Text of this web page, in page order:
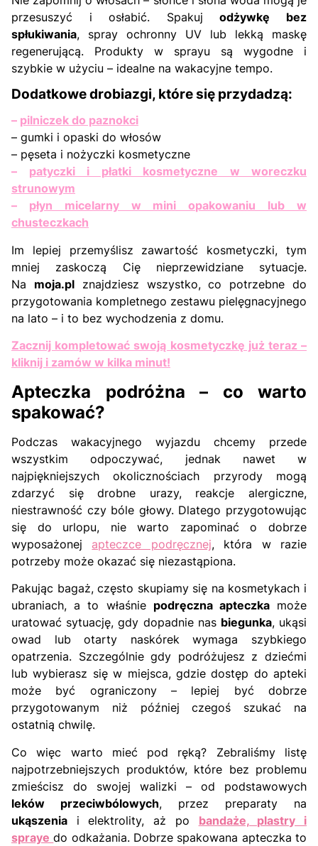
przesuszyć i osłabić. Spakujodżywkę bez
spłukiwania, spray ochronny UV lub lekką maskę
regenerującą. Produkty w sprayu są wygodne i
szybkie w użyciu – idealne na wakacyjne tempo.
Dodatkowe drobiazgi, które się przydadzą:
– pilniczek do paznokci
– gumki i opaski do włosów
– pęseta i nożyczki kosmetyczne
– patyczki i płatki kosmetyczne w woreczku
strunowym
– płyn micelarny w mini opakowaniu lub w
chusteczkach
Im lepiej przemyślisz zawartość kosmetyczki, tym
mniej zaskoczą Cię nieprzewidziane sytuacje.
Na moja.plznajdziesz wszystko, co potrzebne do
przygotowania kompletnego zestawu pielęgnacyjnego
na lato – i to bez wychodzenia z domu.
Zacznij kompletować swoją kosmetyczkę już teraz –
kliknij i zamów w kilka minut!
Apteczka podróżna – co warto
spakować?
Podczas wakacyjnego wyjazdu chcemy przede
wszystkim odpoczywać, jednak nawet w
najpiękniejszych okolicznościach przyrody mogą
zdarzyć się drobne urazy, reakcje alergiczne,
niestrawność czy bóle głowy. Dlatego przygotowując
się do urlopu, nie warto zapominać o dobrze
wyposażonej apteczce podręcznej, która w razie
potrzeby może okazać się niezastąpiona.
Pakując bagaż, często skupiamy się na kosmetykach i
ubraniach, a to właśnie podręczna apteczkamoże
uratować sytuację, gdy dopadnie nas biegunka, ukąsi
owad lub otarty naskórek wymaga szybkiego
opatrzenia. Szczególnie gdy podróżujesz z dziećmi
lub wybierasz się w miejsca, gdzie dostęp do apteki
może być ograniczony – lepiej być dobrze
przygotowanym niż później czegoś szukać na
ostatnią chwilę.
Co więc warto mieć pod ręką? Zebraliśmy listę
najpotrzebniejszych produktów, które bez problemu
zmieścisz do swojej walizki – od podstawowych
leków przeciwbólowych, przez preparaty na
ukąszenia i elektrolity, aż po bandaże, plastry i
spraye do odkażania. Dobrze spakowana apteczka to